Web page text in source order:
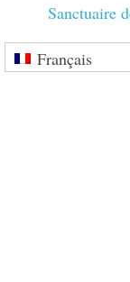
Sanctuaire
Français